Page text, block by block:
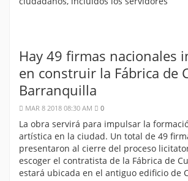
Hay 49 firmas nacionales
en construir la Fábrica de
Barranquilla
MAR 8 2018 08:30 AM 0
La obra servirá para impulsar la
artística en la ciudad. Un total de 49
presentaron al cierre del proceso
escoger el contratista de la Fábrica de
estará ubicada en el antiguo edificio de